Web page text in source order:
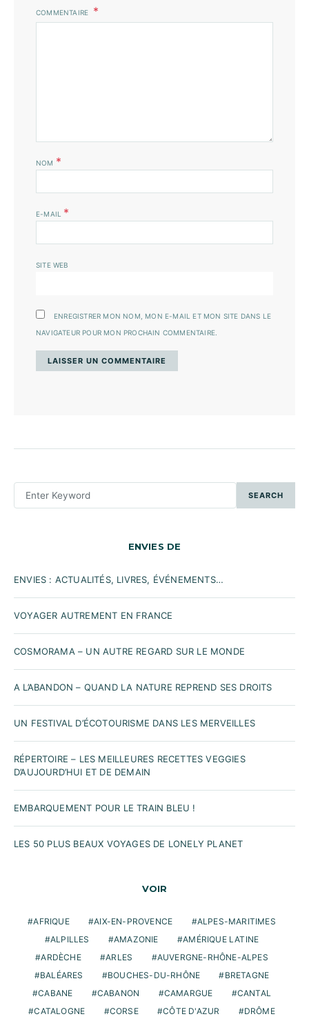
COMMENTAIRE
NOM *
E-MAIL *
SITE WEB
ENREGISTRER MON NOM, MON E-MAIL ET MON SITE DANS LE
NAVIGATEUR POUR MON PROCHAIN COMMENTAIRE.
SEARCH
FOR:
SEARCH
ENVIES DE
ENVIES : ACTUALITÉS, LIVRES, ÉVÉNEMENTS…
VOYAGER AUTREMENT EN FRANCE
COSMORAMA – UN AUTRE REGARD SUR LE MONDE
A L’ABANDON – QUAND LA NATURE REPREND SES DROITS
UN FESTIVAL D’ÉCOTOURISME DANS LES MERVEILLES
RÉPERTOIRE – LES MEILLEURES RECETTES VEGGIES
D’AUJOURD’HUI ET DE DEMAIN
EMBARQUEMENT POUR LE TRAIN BLEU !
LES 50 PLUS BEAUX VOYAGES DE LONELY PLANET
VOIR
AFRIQUE AIX-EN-PROVENCE
ALPES-MARITIMES
ALPILLES
AMAZONIE
AMÉRIQUE LATINE
ARDÈCHE
ARLES
AUVERGNE-RHÔNE-ALPES
BALÉARES
BOUCHES-DU-RHÔNE
BRETAGNE
CABANE
CABANON CAMARGUE
CANTAL
CATALOGNE
CORSE CÔTE D'AZUR
DRÔME